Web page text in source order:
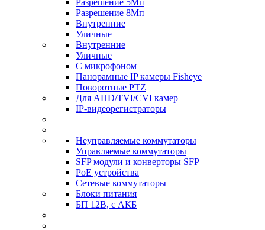
Разрешение 8Мп
Внутренние
Уличные
Внутренние
Уличные
С микрофоном
Панорамные IP камеры Fisheye
Поворотные PTZ
Для AHD/TVI/CVI камер
IP-видеорегистраторы
Неуправляемые коммутаторы
Управляемые коммутаторы
SFP модули и конверторы SFP
PoE устройства
Сетевые коммутаторы
Блоки питания
БП 12В, с АКБ